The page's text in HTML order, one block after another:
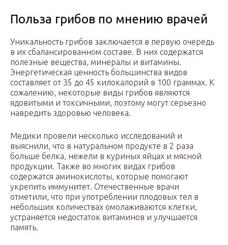
Польза грибов по мнению врачей
Уникальность грибов заключается в первую очередь
в их сбалансированном составе. В них содержатся
полезные вещества, минералы и витамины.
Энергетическая ценность большинства видов
составляет от 35 до 45 килокалорий в 100 граммах. К
сожалению, некоторые виды грибов являются
ядовитыми и токсичными, поэтому могут серьезно
навредить здоровью человека.
Медики провели несколько исследований и
выяснили, что в натуральном продукте в 2 раза
больше белка, нежели в куриных яйцах и мясной
продукции. Также во многих видах грибов
содержатся аминокислоты, которые помогают
укрепить иммунитет. Отечественные врачи
отметили, что при употреблении плодовых тел в
небольших количествах омолаживаются клетки,
устраняется недостаток витаминов и улучшается
память.